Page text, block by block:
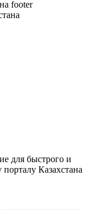
для быстрого и
Казахстана